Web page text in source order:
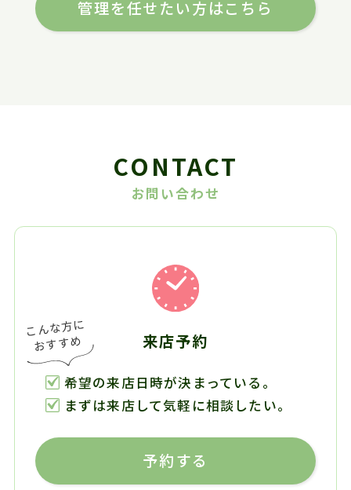
管理を任せたい方はこちら
CONTACT
お問い合わせ
来店予約
希望の来店日時が決まっている。
まずは来店して気軽に相談したい。
予約する